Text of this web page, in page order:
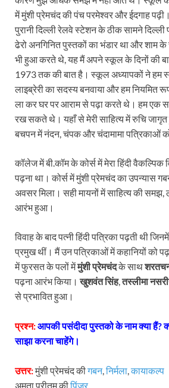
में मुंशी प्रेमचंद की पंच परमेश्वर और ईदगाह पढ़ी।
पुरानी दिल्ली रेलवे स्टेशन के ठीक सामने दिल्ली
ढेरो अनगिनित पुस्तकों का भंडार था और शाम के
भी हुआ करते थे, यह मैं अपने स्कूल के दिनों की
1973 तक की बात है। स्कूल अध्यापकों ने हम
लाइब्रेरी का सदस्य बनवाया और हम नियमित
ला कर घर पर आराम से पढ़ा करते थे। हम एक
रख सकते थे। यहाँ से मेरी साहित्य में रुचि जागृत
बचपन में नंदन, चंपक और चंदामामा पत्रिकाओं
कॉलेज में बी.कॉम के कोर्स में मेरा हिंदी वैकल्पिक
पढ़ना था। कोर्स में मुंशी प्रेमचंद का उपन्यास
अवसर मिला। सही मायनों में साहित्य की
आरंभ हुआ।
विवाह के बाद पत्नी हिंदी पत्रिका पढ़ती थी
प्रमुख थीं। मैं उन पत्रिकाओं में कहानियों को
में फुरसत के पलों मेंमुंशी प्रेमचंदके साथ
पढ़ना आरंभ किया।खुशवंत सिंह,तस्लीमा
से प्रभावित हुआ।
प्रश्न:आपकी पसंदीदा पुस्तको के नाम क्या हैं?
साझा करना चाहेंगे।
उत्तर:मुंशी प्रेमचंद कीगबन,निर्मला,कायाकल्प
अमृता प्रीतम कीपिंजर